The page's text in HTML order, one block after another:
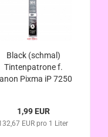
Black (schmal)
Tintenpatrone f.
Pixma iP 7250
Chip u.
Füllstandsanzeige
1,99 EUR
EUR pro 1 Liter